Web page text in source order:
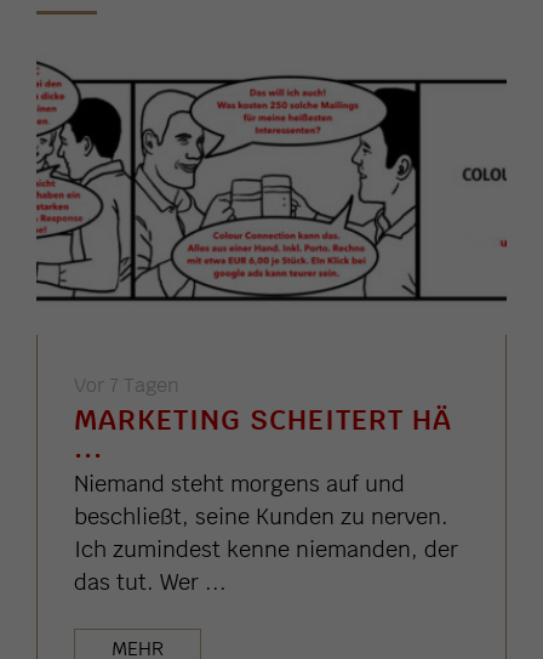
Vor 7 Tagen
MARKETING SCHEITERT HÄ
...
Niemand steht morgens auf und
beschließt, seine Kunden zu nerven.
Ich zumindest kenne niemanden, der
das tut. Wer ...
MEHR